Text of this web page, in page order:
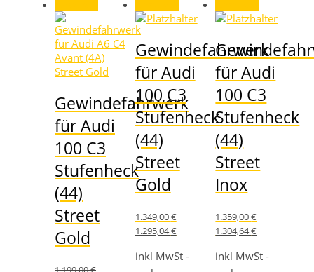
Gewindefahrwerk
für Audi
100 C3
Stufenheck
(44)
Street
Gold
Gewindefahrwerk
für Audi
100 C3
Stufenheck
(44)
Street
Gold
1.349,00€
Ursprünglicher
war:
1.349,00 €
1.295,04€Aktueller
ist:
inkl MwSt -
für Audi
100 C3
Stufenheck
(44)
Street
Inox
1.359,00€
Ursprünglicher
war:
1.359,00 €
1.304,64€Aktueller
ist:
inkl MwSt -